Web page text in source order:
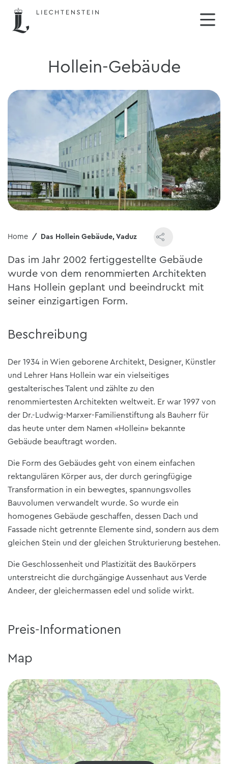
Hollein-Gebäude
Home Das Hollein Gebäude, Vaduz
Das im Jahr 2002 fertiggestellte Gebäude
wurde von dem renommierten Architekten
Hans Hollein geplant und beeindruckt mit
seiner einzigartigen Form.
Beschreibung
Der 1934 in Wien geborene Architekt, Designer, Künstler
und Lehrer Hans Hollein war ein vielseitiges
gestalterisches Talent und zählte zu den
renommiertesten Architekten weltweit. Er war 1997 von
der Dr.-Ludwig-Marxer-Familienstiftung als Bauherr für
das heute unter dem Namen «Hollein» bekannte
Gebäude beauftragt worden.
Die Form des Gebäudes geht von einem einfachen
rektangulären Körper aus, der durch geringfügige
Transformation in ein bewegtes, spannungsvolles
Bauvolumen verwandelt wurde. So wurde ein
homogenes Gebäude geschaffen, dessen Dach und
Fassade nicht getrennte Elemente sind, sondern aus dem
gleichen Stein und der gleichen Strukturierung bestehen.
Die Geschlossenheit und Plastizität des Baukörpers
unterstreicht die durchgängige Aussenhaut aus Verde
Andeer, der gleichermassen edel und solide wirkt.
Preis-Informationen
Map